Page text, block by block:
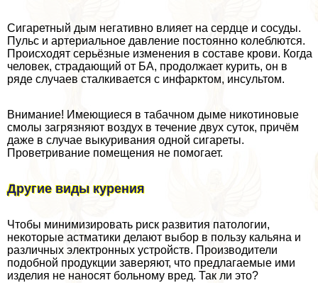
Сигаретный дым негативно влияет на сердце и сосуды.
Пульс и артериальное давление постоянно колeблются.
Происходят серьёзные изменения в составе крови. Когда
человек, страдающий от БА, продолжает курить, он в
ряде случаев сталкивается с инфарктом, инсультом.
Внимание! Имеющиеся в табачном дыме никотиновые
смолы загрязняют воздух в течение двух суток, причём
даже в случае выкуривания одной сигареты.
Проветривание помещения не помогает.
Другие виды курения
Чтобы минимизировать риск развития патологии,
некоторые астматики делают выбор в пользу кальяна и
различных электронных устройств. Производители
подобной продукции заверяют, что предлагаемые ими
изделия не наносят больному вред. Так ли это?